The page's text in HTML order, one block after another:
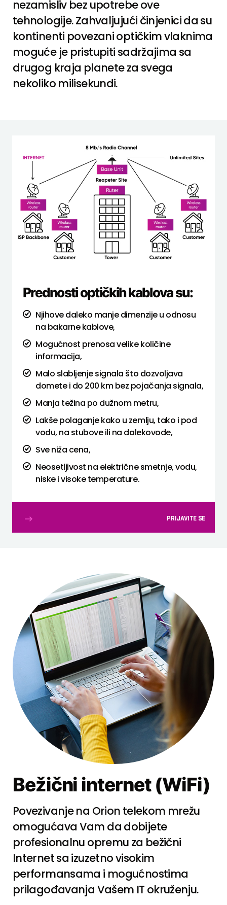
nezamisliv bez upotrebe ove
tehnologije. Zahvaljujući činjenici da su
kontinenti povezani optičkim vlaknima
moguće je pristupiti sadržajima sa
drugog kraja planete za svega
nekoliko milisekundi.
Prednosti optičkih kablova su:
Njihove daleko manje dimenzije u odnosu
na bakarne kablove,
Mogućnost prenosa velike količine
informacija,
Malo slabljenje signala što dozvoljava
domete i do 200 km bez pojačanja signala,
Manja težina po dužnom metru,
Lakše polaganje kako u zemlju, tako i pod
vodu, na stubove ili na dalekovode,
Sve niža cena,
Neosetljivost na električne smetnje, vodu,
niske i visoke temperature.
PRIJAVITE SE
Bežični internet (WiFi)
Povezivanje na Orion telekom mrežu
omogućava Vam da dobijete
profesionalnu opremu za bežični
Internet sa izuzetno visokim
performansama i mogućnostima
prilagođavanja Vašem IT okruženju.